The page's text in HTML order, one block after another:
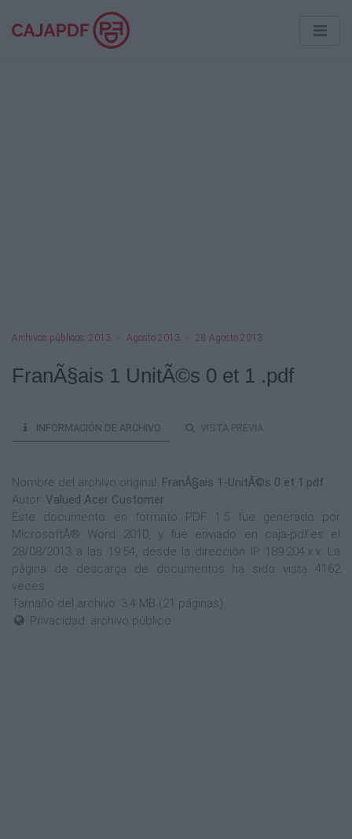
Archivos públicos: 2013 Agosto 2013 28 Agosto 2013
FranÃ§ais 1 UnitÃ©s 0 et 1 .pdf
INFORMACIÓN DE ARCHIVO VISTA PREVIA
Nombre del archivo original: FranÃ§ais 1-UnitÃ©s 0 et 1.pdf
Autor: Valued Acer Customer
Este documento en formato PDF 1.5 fue generado por
MicrosoftÂ® Word 2010, y fue enviado en caja-pdf.es el
28/08/2013 a las 19:54, desde la dirección IP 189.204.x.x. La
página de descarga de documentos ha sido vista 4162
veces.
Tamaño del archivo: 3.4 MB (21 páginas).
Privacidad: archivo público